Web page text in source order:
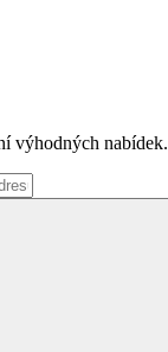
výhodných nabídek.